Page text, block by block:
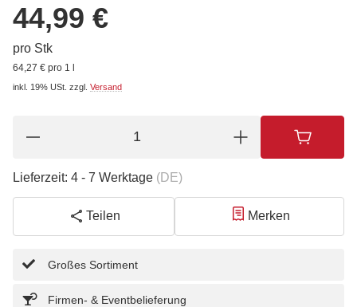
44,99 €
pro Stk
64,27 € pro 1 l
inkl. 19% USt. zzgl. Versand
Lieferzeit: 4 - 7 Werktage (DE)
Teilen Merken
Großes Sortiment
Firmen- & Eventbelieferung